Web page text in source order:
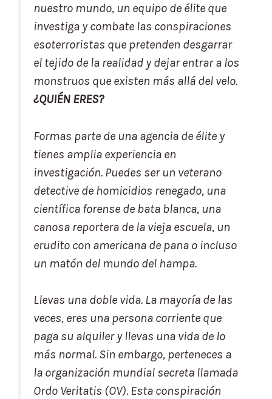
nuestro mundo, un equipo de élite que
investiga y combate las conspiraciones
esoterroristas que pretenden desgarrar
el tejido de la realidad y dejar entrar a los
monstruos que existen más allá del velo.
¿QUIÉN ERES?
Formas parte de una agencia de élite y
tienes amplia experiencia en
investigación. Puedes ser un veterano
detective de homicidios renegado, una
científica forense de bata blanca, una
canosa reportera de la vieja escuela, un
erudito con americana de pana o incluso
un matón del mundo del hampa.
Llevas una doble vida. La mayoría de las
veces, eres una persona corriente que
paga su alquiler y llevas una vida de lo
más normal. Sin embargo, perteneces a
la organización mundial secreta llamada
Ordo Veritatis (OV). Esta conspiración